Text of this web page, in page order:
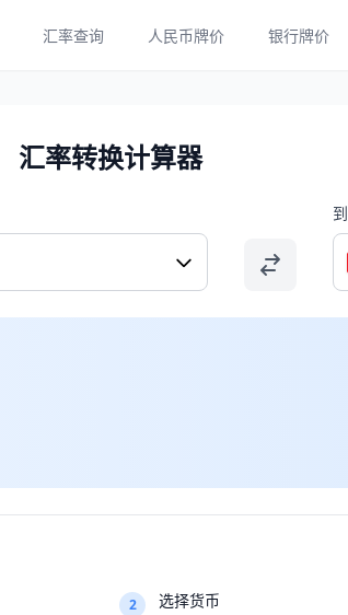
汇率查询 人民币牌价 银行牌价
汇率转换计算器
到
2
选择货币